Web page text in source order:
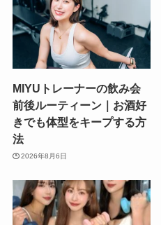
MIYUトレーナーの飲み会
前後ルーティーン｜お酒好
きでも体型をキープする方
法
2026年8月6日